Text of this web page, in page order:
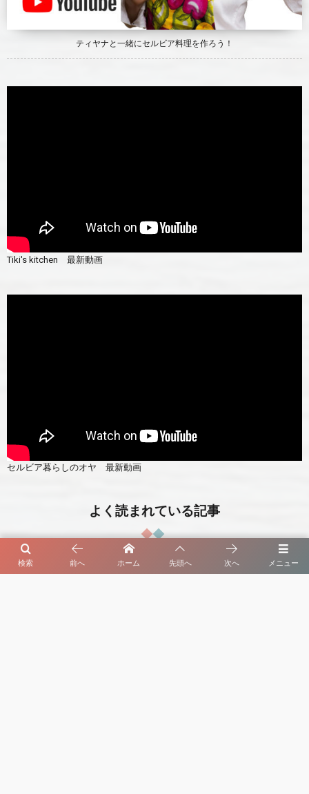
ティヤナと一緒にセルビア料理を作ろう！
Tiki's kitchen 最新動画
セルビア暮らしのオヤ 最新動画
よく読まれている記事
夏の訪れとともに【セルビア、小さな農場の物メニュー
検索 前へ ホーム 先頭へ 次へ